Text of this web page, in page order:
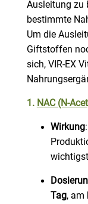
Ausleitung zu
bestimmte
Um die
Giftstoffen
sich, VIR-EX
1. NAC (N-
Wirkung
Tag, am